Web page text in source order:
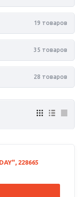
19 товаров
35 товаров
28 товаров
228665